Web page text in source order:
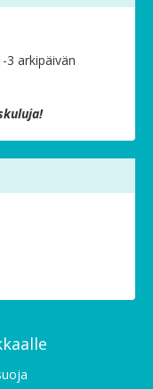
3 arkipäivän